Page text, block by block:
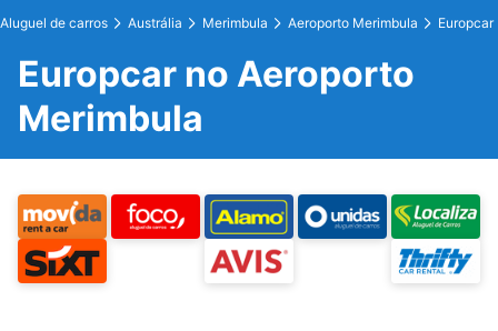
Aluguel de carros Austrália Merimbula Aeroporto Merimbula Europcar
Europcar no Aeroporto
Merimbula